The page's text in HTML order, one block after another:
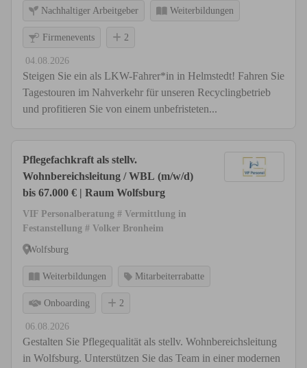
Nachhaltiger Arbeitgeber Weiterbildungen
Firmenevents 2
04.08.2026
Steigen Sie ein als LKW-Fahrer*in in Helmstedt! Fahren Sie
Tagestouren im Nahverkehr für unseren Recyclingbetrieb
und profitieren Sie von einem unbefristeten...
Pflegefachkraft als stellv.
Wohnbereichsleitung / WBL (m/w/d)
bis 67.000 € | Raum Wolfsburg
VIF Personalberatung # Vermittlung in
Festanstellung # Volker Bronheim
Wolfsburg
Weiterbildungen Mitarbeiterrabatte
Onboarding 2
06.08.2026
Gestalten Sie Pflegequalität als stellv. Wohnbereichsleitung
in Wolfsburg. Unterstützen Sie das Team in einer modernen